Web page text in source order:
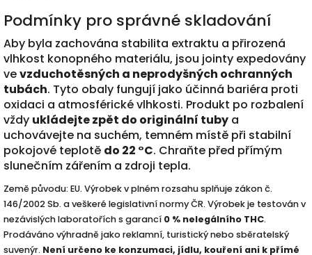
Podmínky pro správné skladování
Aby byla zachována stabilita extraktu a přirozená
vlhkost konopného materiálu, jsou jointy expedovány
vevzduchotěsných a neprodyšných ochranných
tubách. Tyto obaly fungují jako účinná bariéra proti
oxidaci a atmosférické vlhkosti. Produkt po rozbalení
vždy ukládejte zpět do originální tuby a
uchovávejte na suchém, temném místě při stabilní
pokojové teplotě do 22 °C. Chraňte před přímým
slunečním zářením a zdroji tepla.
Země původu: EU. Výrobek v plném rozsahu splňuje zákon č.
146/2002 Sb. a veškeré legislativní normy ČR. Výrobek je testován v
nezávislých laboratořích s garancí 0 % nelegálního THC.
Prodáváno výhradně jako reklamní, turistický nebo sběratelský
suvenýr. Není určeno ke konzumaci, jídlu, kouření ani k přímé